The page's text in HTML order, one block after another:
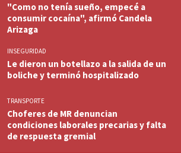
"Como no tenía sueño, empecé a
consumir cocaína", afirmó Candela
Arizaga
INSEGURIDAD
Le dieron un botellazo a la salida de un
boliche y terminó hospitalizado
TRANSPORTE
Choferes de MR denuncian
condiciones laborales precarias y falta
de respuesta gremial